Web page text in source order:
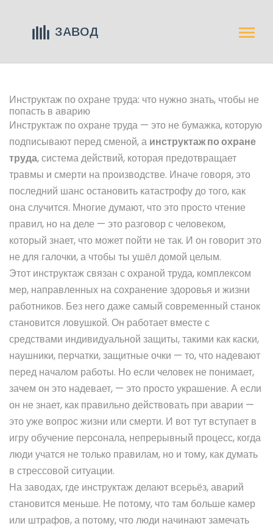
Инструктаж по охране труда: что нужно знать, чтобы не
попасть в аварию
Инструктаж по охране труда — это не бумажка, которую
подписывают перед сменой, а инструктаж по охране
труда,система действий, которая предотвращает
травмы и смерти на производстве. Иначе говоря, это
последний шанс остановить катастрофу до того, как
она случится. Многие думают, что это просто чтение
правил, но на деле — это разговор с человеком,
который знает, что может пойти не так. И он говорит это
не для галочки, а чтобы ты ушёл домой целым.
Этот инструктаж связан сохраной труда, комплексом
мер, направленных на сохранение здоровья и жизни
работников. Без него даже самый современный станок
становится ловушкой. Он работает вместе с
средствами индивидуальной защиты,такими как каски,
наушники, перчатки, защитные очки — то, что надевают
перед началом работы. Но если человек не понимает,
зачем он это надевает, — это просто украшение. А если
он не знает, как правильно действовать при аварии —
это уже вопрос жизни или смерти. И вот тут вступает в
игруобучение персонала, непрерывный процесс, когда
люди учатся не только правилам, но и тому, как думать
в стрессовой ситуации.
На заводах, где инструктаж делают всерьёз, аварий
становится меньше. Не потому, что там больше камер
или штрафов, а потому, что люди начинают замечать